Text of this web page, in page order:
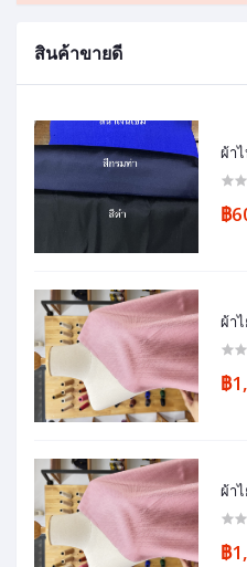
สินค้าขายดี
ผ้า
฿
ผ้า
฿
ผ้า
฿